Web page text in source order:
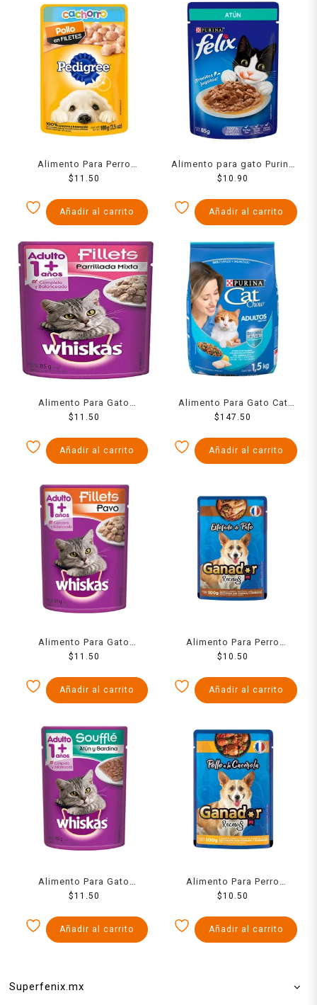
Alimento Para Perro
Pedigree Pollo 100
$11.50
Añadir al carrito
Alimento para gato Purina
Felix trocitos jugosos de
$10.90
Añadir al carrito
Alimento Para Gato
Whiskas Trozos Parrillada
$11.50
Añadir al carrito
Alimento Para Gato Cat
Chow Delic Rellen
$147.50
Añadir al carrito
Alimento Para Gato
Whiskas Pavo 85 Grs
$11.50
Añadir al carrito
Alimento Para Perro
Ganador Recetas
$10.50
Añadir al carrito
Alimento Para Gato
Whiskas Atun Y Sardina 85
$11.50
Añadir al carrito
Alimento Para Perro
Ganador Recetas Pollo
$10.50
Añadir al carrito
Superfenix.mx